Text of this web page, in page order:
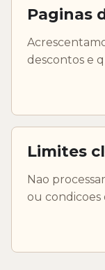
Paginas
descontos e
Limites
Nao
ou condicoes